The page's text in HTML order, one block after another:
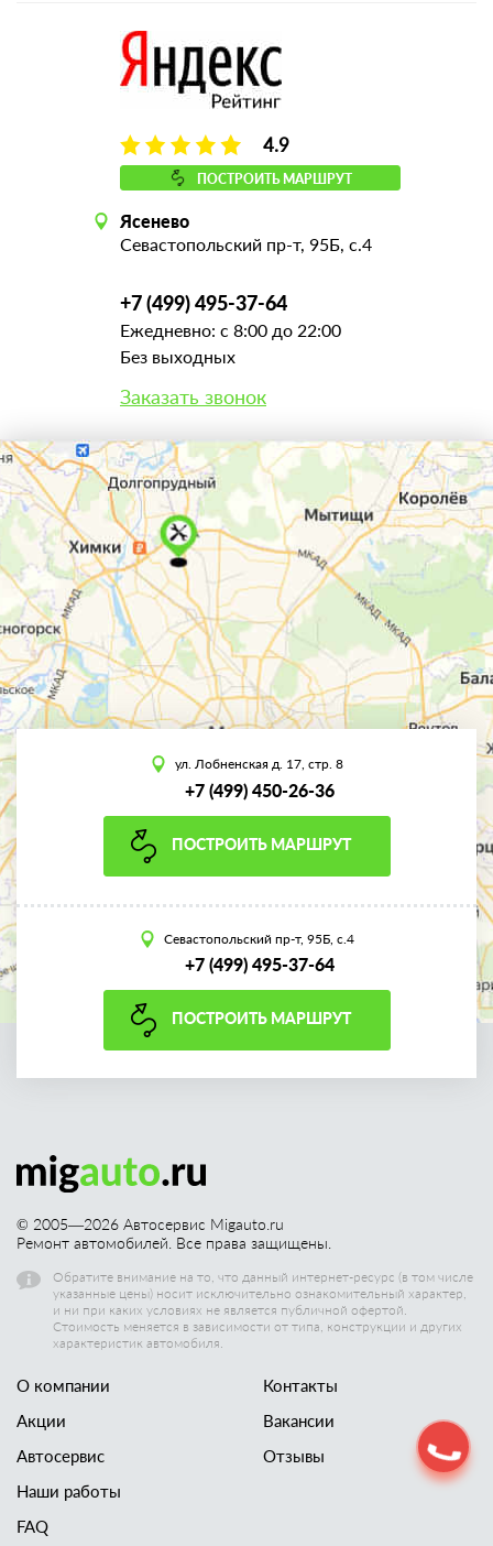
4.9
ПОСТРОИТЬ МАРШРУТ
Ясенево
Севастопольский пр-т, 95Б, с.4
+7 (499) 495-37-64
Ежедневно: с 8:00 до 22:00
Без выходных
Заказать звонок
ул. Лобненская д. 17, стр. 8
+7 (499) 450-26-36
ПОСТРОИТЬ МАРШРУТ
Севастопольский пр-т, 95Б, с.4
+7 (499) 495-37-64
ПОСТРОИТЬ МАРШРУТ
© 2005—2026 Автосервис Migauto.ru
Ремонт автомобилей. Все права защищены.
Обратите внимание на то, что данный интернет-ресурс (в том числе
указанные цены) носит исключительно ознакомительный характер,
и ни при каких условиях не является публичной офертой.
Стоимость меняется в зависимости от типа, конструкции и других
характеристик автомобиля.
О компании
Акции
Автосервис
Наши работы
Контакты
Вакансии
Отзывы
FAQ